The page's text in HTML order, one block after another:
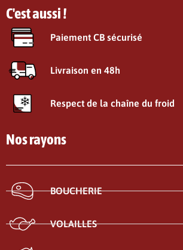
C'est aussi !
Paiement CB sécurisé
Livraison en 48h
Respect de la chaîne du froid
Nos rayons
BOUCHERIE
VOLAILLES